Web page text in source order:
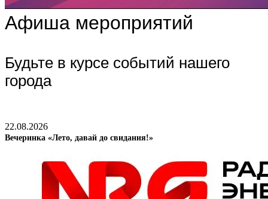
Афиша мероприятий
Будьте в курсе событий нашего
города
22.08.2026
Вечеринка «Лето, давай до свидания!»